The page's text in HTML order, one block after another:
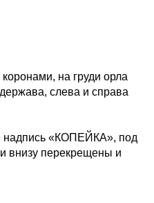
на груди орла
слева и справа
надпись «КОПЕЙКА», под
внизу перекрещены и